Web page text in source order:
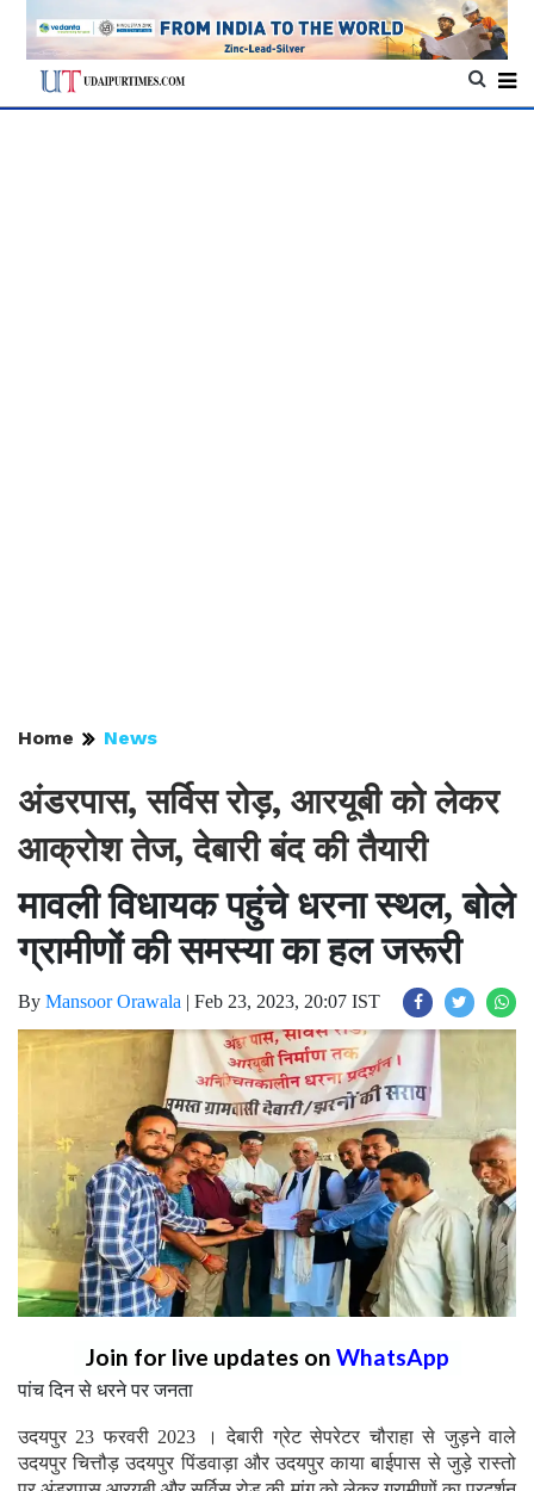
Home News
अंडरपास, सर्विस रोड़, आरयूबी को लेकर
आक्रोश तेज, देबारी बंद की तैयारी
मावली विधायक पहुंचे धरना स्थल, बोले
ग्रामीणों की समस्या का हल जरूरी
By Mansoor Orawala | Feb 23, 2023, 20:07 IST
Join for live updates on WhatsApp
पांच दिन से धरने पर जनता
उदयपुर 23 फरवरी 2023 । देबारी ग्रेट सेपरेटर चौराहा से जुड़ने वाले
उदयपुर चित्तौड़ उदयपुर पिंडवाड़ा और उदयपुर काया बाईपास से जुड़े रास्तो